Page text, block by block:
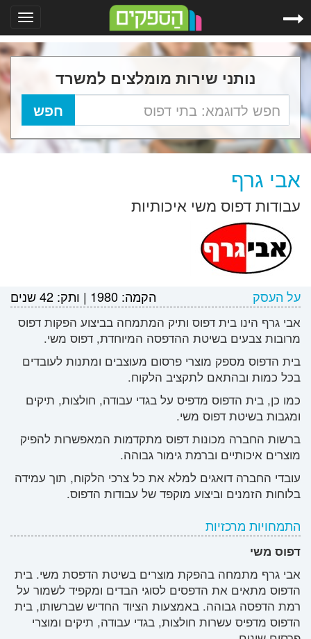
נותני שירות מומלצים למשרד
אבי גרף
עבודות דפוס משי איכותיות
על העסק הקמה: 1980
| ותק: 42 שנים
אבי גרף הינו בית דפוס ותיק המתמחה בביצוע הפקות דפוס
מרובות צבעים בשיטת ההדפסה המיוחדת, דפוס משי.
בית הדפוס מספק מוצרי פרסום מעוצבים ומתנות לעובדים
בכל כמות ובהתאם לתקציב הלקוח.
כמו כן, בית הדפוס מדפיס על בגדי עבודה, חולצות, תיקים
ומגבות בשיטת דפוס משי.
ברשות החברה מכונות דפוס מתקדמות המאפשרות להפיק
מוצרים איכותיים וברמת גימור גבוהה.
עובדי החברה דואגים למלא את כל צרכי הלקוח, תוך עמידה
בלוחות הזמנים וביצוע מוקפד של עבודות הדפוס.
התמחויות מרכזיות
דפוס משי
אבי גרף מתמחה בהפקת מוצרים בשיטת הדפסת משי. בית
הדפוס מתאים את הדפסים לסוגי הבדים ומקפיד לשמור על
רמת הדפסה גבוהה. באמצעות הציוד החדיש שברשותו, בית
הדפוס מדפיס עשרות חולצות, בגדי עבודה, תיקים ומוצרי